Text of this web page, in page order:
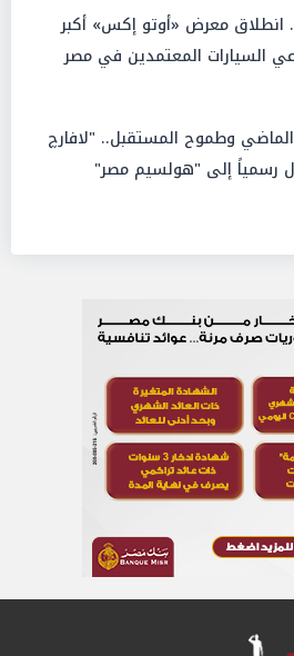
انطلاق معرض «أوتو إكس» أكبر
السيارات المعتمدين في مصر
وطموح المستقبل.. "لافارچ
رسمياً إلى "هولسيم مصر"